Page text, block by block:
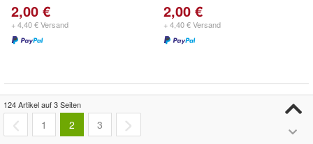
2,00 €
+ 4,40 € Versand
2,00 €
+ 4,40 € Versand
124 Artikel auf 3 Seiten
1 2 3